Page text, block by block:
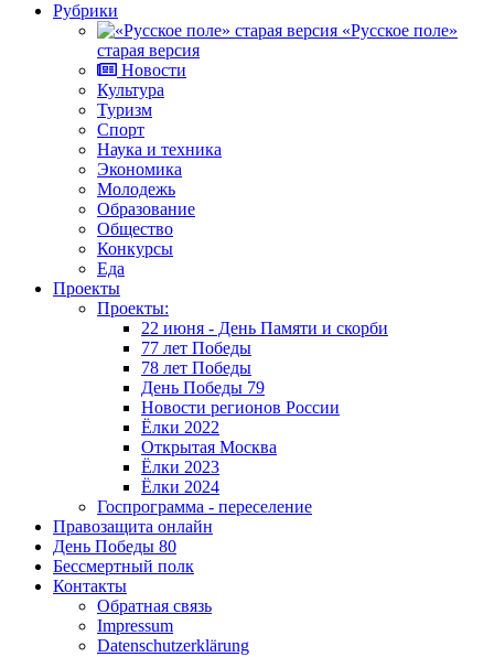
Рубрики
«Русское поле»
старая версия
Новости
Культура
Туризм
Спорт
Наука и техника
Экономика
Молодежь
Образование
Общество
Конкурсы
Еда
Проекты
Проекты:
22 июня - День Памяти и скорби
77 лет Победы
78 лет Победы
День Победы 79
Новости регионов России
Ёлки 2022
Открытая Москва
Ёлки 2023
Ёлки 2024
Госпрограмма - переселение
Правозащита онлайн
День Победы 80
Бессмертный полк
Контакты
Обратная связь
Impressum
Datenschutzerklärung